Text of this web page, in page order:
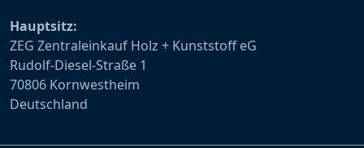
Hauptsitz:
ZEG Zentraleinkauf Holz + Kunststoff eG
Rudolf-Diesel-Straße 1
70806 Kornwestheim
Deutschland